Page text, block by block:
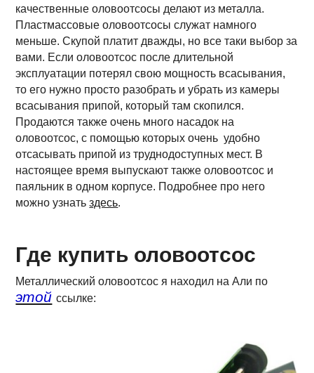
качественные оловоотсосы делают из металла.
Пластмассовые оловоотсосы служат намного
меньше. Скупой платит дважды, но все таки выбор за
вами. Если оловоотсос после длительной
эксплуатации потерял свою мощность всасывания,
то его нужно просто разобрать и убрать из камеры
всасывания припой, который там скопился.
Продаются также очень много насадок на
оловоотсос, с помощью которых очень удобно
отсасывать припой из труднодоступных мест. В
настоящее время выпускают также оловоотсос и
паяльник в одном корпусе. Подробнее про него
можно узнатьздесь.
Где купить оловоотсос
Металлический оловоотсос я находил на Али по
этой ссылке: